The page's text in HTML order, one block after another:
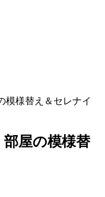
様替え＆セレナイ
屋の模様替